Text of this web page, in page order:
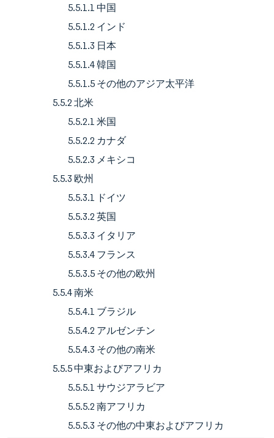
5.5.1.1 中国
5.5.1.2 インド
5.5.1.3 日本
5.5.1.4 韓国
5.5.1.5 その他のアジア太平洋
5.5.2 北米
5.5.2.1 米国
5.5.2.2 カナダ
5.5.2.3 メキシコ
5.5.3 欧州
5.5.3.1 ドイツ
5.5.3.2 英国
5.5.3.3 イタリア
5.5.3.4 フランス
5.5.3.5 その他の欧州
5.5.4 南米
5.5.4.1 ブラジル
5.5.4.2 アルゼンチン
5.5.4.3 その他の南米
5.5.5 中東およびアフリカ
5.5.5.1 サウジアラビア
5.5.5.2 南アフリカ
5.5.5.3 その他の中東およびアフリカ